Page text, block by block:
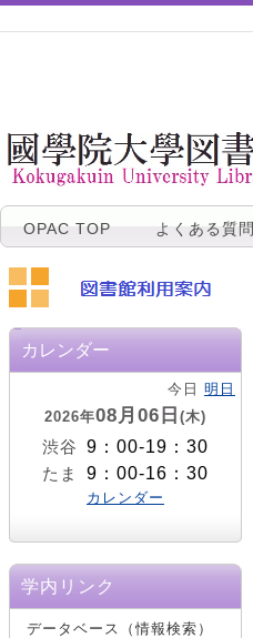
OPAC TOP よくある質問
カレンダー
今日 明日
2026年08月06日 (木)
渋谷 9：00-19：30
たま 9：00-16：30
カレンダー
学内リンク
データベース（情報検索）